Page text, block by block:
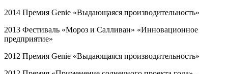
2014 Премия Genie «Выдающаяся производительность»
2013 Фестиваль «Мороз и Салливан» «Инновационное
предприятие»
2012 Премия Genie «Выдающаяся производительность»